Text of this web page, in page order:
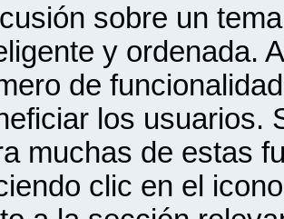
sobre un
y ordenada.
de
los usuarios.
muchas de estas
clic en el